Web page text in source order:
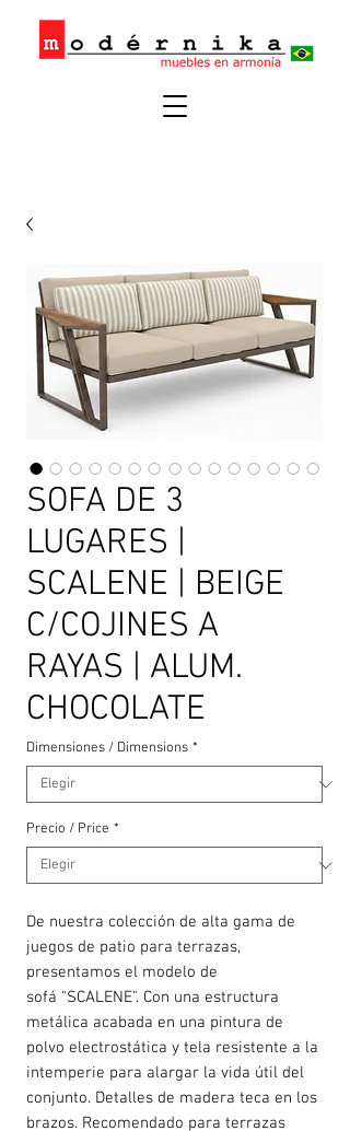
SOFA DE 3
LUGARES |
SCALENE | BEIGE
C/COJINES A
RAYAS | ALUM.
CHOCOLATE
Dimensiones / Dimensions *
Precio / Price *
De nuestra colección de alta gama de
juegos de patio para terrazas,
presentamos el modelo de
sofá "SCALENE". Con una estructura
metálica acabada en una pintura de
polvo electrostática y tela resistente a la
intemperie para alargar la vida útil del
conjunto. Detalles de madera teca en los
brazos. Recomendado para terrazas